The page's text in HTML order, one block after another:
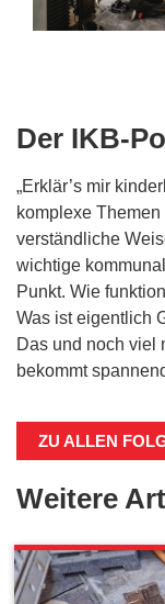
Der IKB-
„Erklär’s mir
komplexe
verständliche
wichtige
Punkt. Wie
Was ist eigentlich
Das und noch viel
bekommt
ZU ALLEN
Weitere